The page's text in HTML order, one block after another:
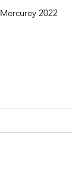
Mercurey 2022